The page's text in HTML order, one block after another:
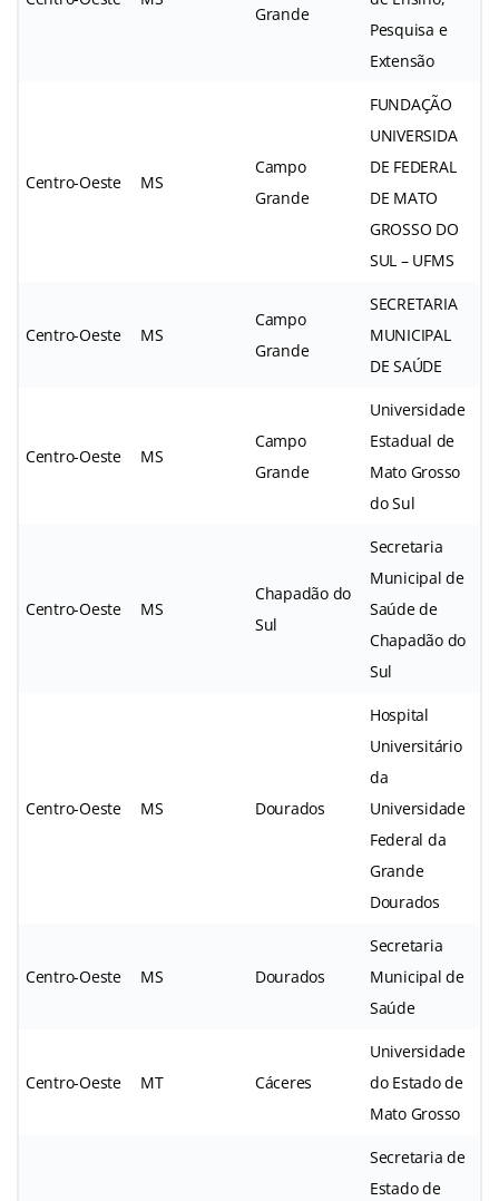
Grande
Pesquisa e
Extensão
Centro-Oeste MS
Campo
Grande
FUNDAÇÃO
UNIVERSIDA
DE FEDERAL
DE MATO
GROSSO DO
SUL – UFMS
Centro-Oeste MS
Campo
Grande
SECRETARIA
MUNICIPAL
DE SAÚDE
Centro-Oeste MS
Campo
Grande
Universidade
Estadual de
Mato Grosso
do Sul
Centro-Oeste MS
Chapadão do
Sul
Secretaria
Municipal de
Saúde de
Chapadão do
Sul
Centro-Oeste MS Dourados
Hospital
Universitário
da
Universidade
Federal da
Grande
Dourados
Centro-Oeste MS Dourados
Secretaria
Municipal de
Saúde
Centro-Oeste MT Cáceres
Universidade
do Estado de
Mato Grosso
Secretaria de
Estado de